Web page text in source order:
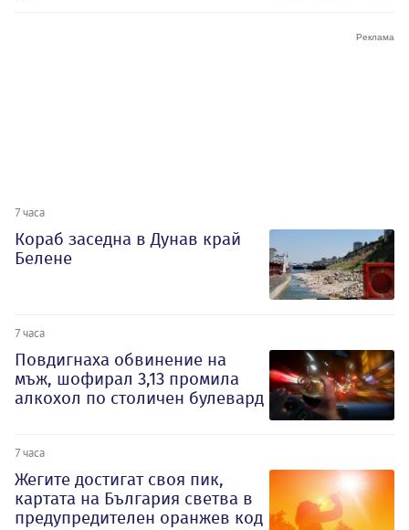
7 часа
Кораб заседна в Дунав край
Белене
7 часа
Повдигнаха обвинение на
мъж, шофирал 3,13 промила
алкохол по столичен булевард
7 часа
Жегите достигат своя пик,
картата на България светва в
предупредителен оранжев код